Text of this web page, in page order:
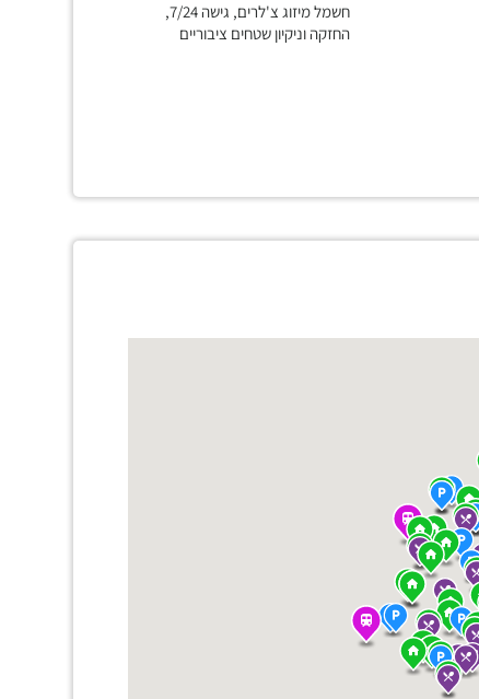
חשמל מיזוג צ'לרים, גישה 7/24,
החזקה וניקיון שטחים ציבוריים